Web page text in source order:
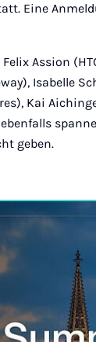
Eine
Assion
Isabelle
Kai
geben.